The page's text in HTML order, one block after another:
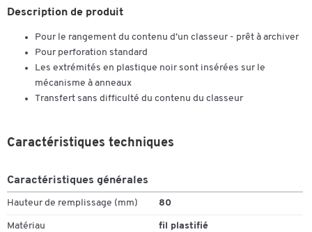
Description de produit
Pour le rangement du contenu d’un classeur - prêt à archiver
Pour perforation standard
Les extrémités en plastique noir sont insérées sur le
mécanisme à anneaux
Transfert sans difficulté du contenu du classeur
Caractéristiques techniques
Caractéristiques générales
Hauteur de remplissage (mm) 80
Matériau fil plastifié